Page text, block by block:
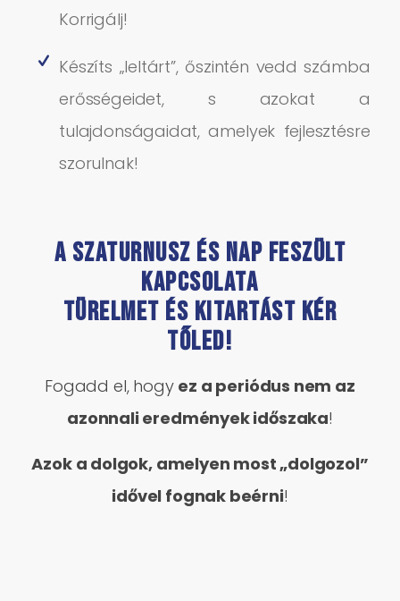
Korrigálj!
Készíts „leltárt”, őszintén vedd számba
erősségeidet, s azokat a
tulajdonságaidat, amelyek fejlesztésre
szorulnak!
A Szaturnusz és Nap feszült
kapcsolata
türelmet és kitartást kér
Tőled!
Fogadd el, hogy ez a periódus nem az
azonnali eredmények időszaka!
Azok a dolgok, amelyen most „dolgozol”
idővel fognak beérni!